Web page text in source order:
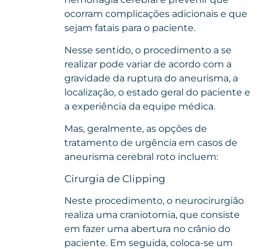
ocorram complicações adicionais e que
sejam fatais para o paciente.
Nesse sentido, o procedimento a se
realizar pode variar de acordo com a
gravidade da ruptura do aneurisma, a
localização, o estado geral do paciente e
a experiência da equipe médica.
Mas, geralmente, as opções de
tratamento de urgência em casos de
aneurisma cerebral roto incluem:
Cirurgia de Clipping
Neste procedimento, o neurocirurgião
realiza uma craniotomia, que consiste
em fazer uma abertura no crânio do
paciente. Em seguida, coloca-se um